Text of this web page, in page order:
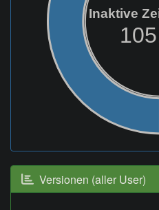
Inaktive
Versionen (aller User)